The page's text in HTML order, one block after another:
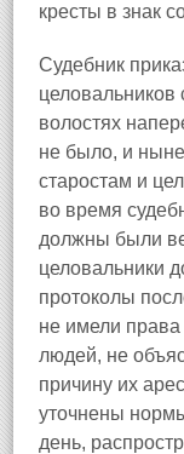
кресты в знак
Судебник
целовальников
волостях
не было, и
старостам и
во время
должны были
целовальники
протоколы
не имели права
людей, не
причину их
уточнены
день,